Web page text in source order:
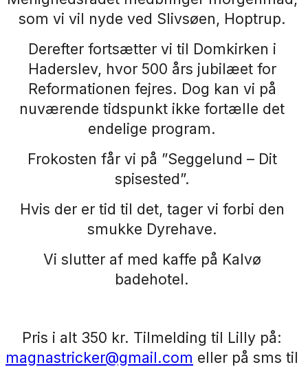
som vi vil nyde ved Slivsøen, Hoptrup.
Derefter fortsætter vi til Domkirken i
Haderslev, hvor 500 års jubilæet for
Reformationen fejres. Dog kan vi på
nuværende tidspunkt ikke fortælle det
endelige program.
Frokosten får vi på ”Seggelund – Dit
spisested”.
Hvis der er tid til det, tager vi forbi den
smukke Dyrehave.
Vi slutter af med kaffe på Kalvø
badehotel.
Pris i alt 350 kr. Tilmelding til Lilly på:
magnastricker@gmail.com eller på sms til